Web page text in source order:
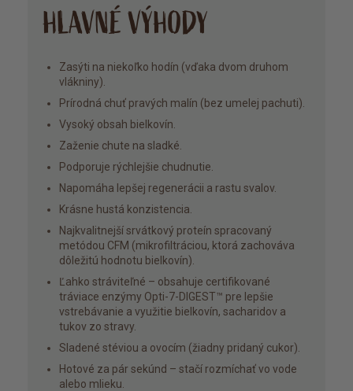
HLAVNÉ VÝHODY
Zasýti na niekoľko hodín (vďaka dvom druhom
vlákniny).
Prírodná chuť pravých malín (bez umelej pachuti).
Vysoký obsah bielkovín.
Zaženie chute na sladké.
Podporuje rýchlejšie chudnutie.
Napomáha lepšej regenerácii a rastu svalov.
Krásne hustá konzistencia.
Najkvalitnejší srvátkový proteín spracovaný
metódou CFM (mikrofiltráciou, ktorá zachováva
dôležitú hodnotu bielkovín).
Ľahko stráviteľné – obsahuje certifikované
tráviace enzýmy Opti-7-DIGEST™ pre lepšie
vstrebávanie a využitie bielkovín, sacharidov a
tukov zo stravy.
Sladené stéviou a ovocím (žiadny pridaný cukor).
Hotové za pár sekúnd – stačí rozmíchať vo vode
alebo mlieku.